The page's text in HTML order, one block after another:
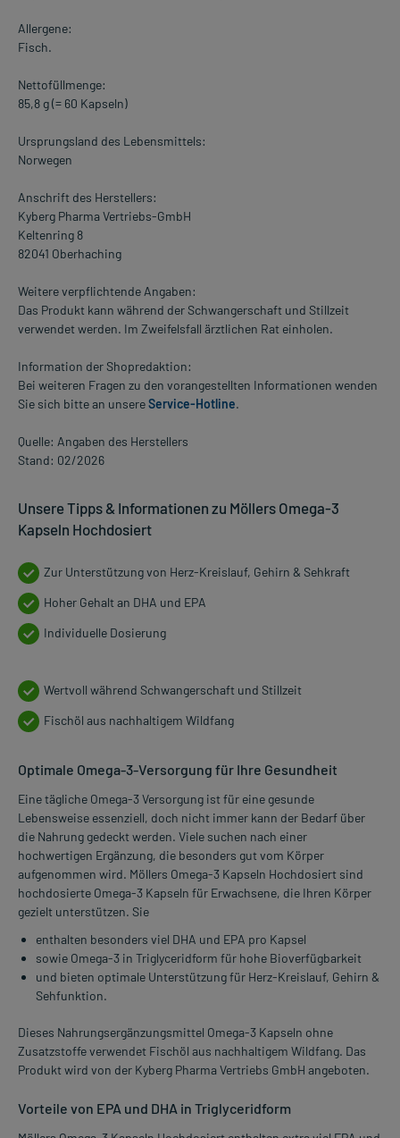
Allergene:
Fisch.
Nettofüllmenge:
85,8 g (= 60 Kapseln)
Ursprungsland des Lebensmittels:
Norwegen
Anschrift des Herstellers:
Kyberg Pharma Vertriebs-GmbH
Keltenring 8
82041 Oberhaching
Weitere verpflichtende Angaben:
Das Produkt kann während der Schwangerschaft und Stillzeit
verwendet werden. Im Zweifelsfall ärztlichen Rat einholen.
Information der Shopredaktion:
Bei weiteren Fragen zu den vorangestellten Informationen wenden
Sie sich bitte an unsereService-Hotline.
Quelle: Angaben des Herstellers
Stand: 02/2026
Unsere Tipps & Informationen zu Möllers Omega-3
Kapseln Hochdosiert
Zur Unterstützung von Herz-Kreislauf, Gehirn & Sehkraft
Hoher Gehalt an DHA und EPA
Individuelle Dosierung
Wertvoll während Schwangerschaft und Stillzeit
Fischöl aus nachhaltigem Wildfang
Optimale Omega-3-Versorgung für Ihre Gesundheit
Eine tägliche Omega-3 Versorgung ist für eine gesunde
Lebensweise essenziell, doch nicht immer kann der Bedarf über
die Nahrung gedeckt werden. Viele suchen nach einer
hochwertigen Ergänzung, die besonders gut vom Körper
aufgenommen wird. Möllers Omega-3 Kapseln Hochdosiert sind
hochdosierte Omega-3 Kapseln für Erwachsene, die Ihren Körper
gezielt unterstützen. Sie
enthalten besonders viel DHA und EPA pro Kapsel
sowie Omega-3 in Triglyceridform für hohe Bioverfügbarkeit
und bieten optimale Unterstützung für Herz-Kreislauf, Gehirn &
Sehfunktion.
Dieses Nahrungsergänzungsmittel Omega-3 Kapseln ohne
Zusatzstoffe verwendet Fischöl aus nachhaltigem Wildfang. Das
Produkt wird von der Kyberg Pharma Vertriebs GmbH angeboten.
Vorteile von EPA und DHA in Triglyceridform